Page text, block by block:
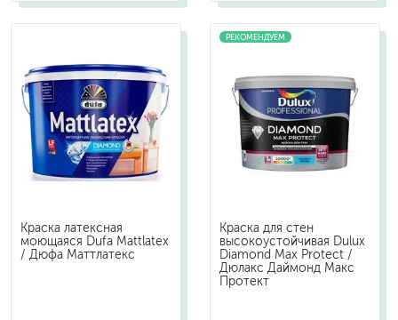
Краска латексная
моющаяся Dufa Mattlatex
/ Дюфа Маттлатекс
РЕКОМЕНДУЕМ
Краска для стен
высокоустойчивая Dulux
Diamond Max Protect /
Дюлакс Даймонд Макс
Протект